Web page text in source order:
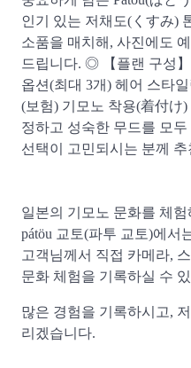
인기 있는 저채도(くすみ)
소품을 매치해, 사진에도
드립니다. ◎ 【플랜 구성
옵션(최대 3개) 헤어 스타
(보험) 기모노 착용(着付け
정하고 성숙한 무드를 모
선택이 고민되시는 분께
일본의 기모노 문화를 체
pátöu 교토(파투 교토)에서
고객님께서 직접 카메라,
문화 체험을 기록하실 수
많은 경험을 기록하시고,
리겠습니다.